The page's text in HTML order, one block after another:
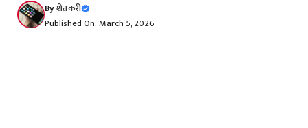
Byशेतकरी
Published On: March 5, 2026